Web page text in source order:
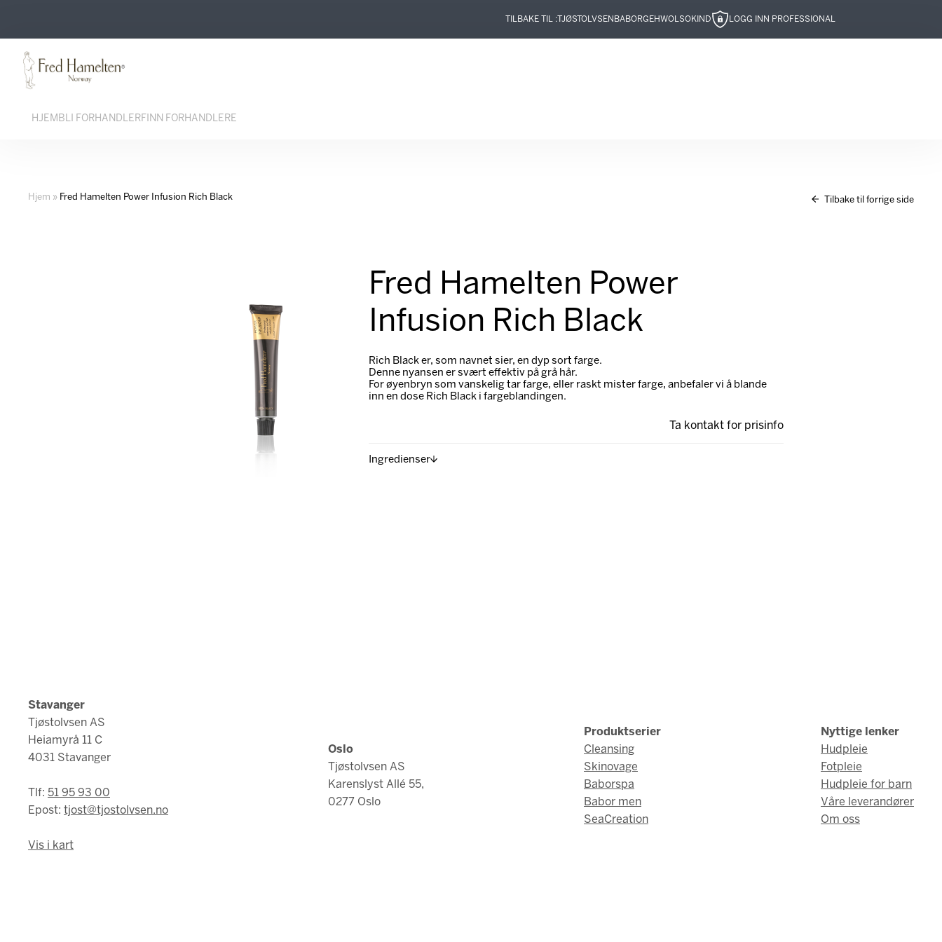
TILBAKE TIL : TJØSTOLVSEN BABORGEHWOL SOKIND LOGG INN PROFESSIONAL
HJEM BLI FORHANDLERFINN FORHANDLERE
Tilbake til forrige side
Hjem » Fred Hamelten Power Infusion Rich Black
Fred Hamelten Power
Infusion Rich Black
Rich Black er, som navnet sier, en dyp sort farge.
Denne nyansen er svært effektiv på grå hår.
For øyenbryn som vanskelig tar farge, eller raskt mister farge, anbefaler vi å blande
inn en dose Rich Black i fargeblandingen.
Ta kontakt for prisinfo
Ingredienser
Stavanger
Tjøstolvsen AS
Heiamyrå 11 C
4031 Stavanger
Tlf: 51 95 93 00
Epost: tjost@tjostolvsen.no
Vis i kart
Oslo
Tjøstolvsen AS
Karenslyst Allé 55,
0277 Oslo
Produktserier
Cleansing
Skinovage
Baborspa
Babor men
SeaCreation
Nyttige lenker
Hudpleie
Fotpleie
Hudpleie for barn
Våre leverandører
Om oss